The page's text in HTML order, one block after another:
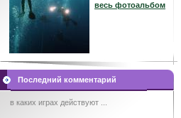
весь фотоальбом
Последний комментарий
в каких играх действуют ...